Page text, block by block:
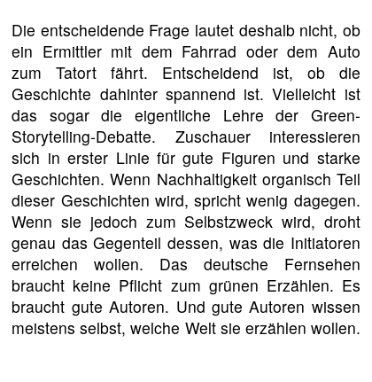
Die entscheidende Frage lautet deshalb nicht, ob
ein Ermittler mit dem Fahrrad oder dem Auto
zum Tatort fährt. Entscheidend ist, ob die
Geschichte dahinter spannend ist. Vielleicht ist
das sogar die eigentliche Lehre der Green-
Storytelling-Debatte. Zuschauer interessieren
sich in erster Linie für gute Figuren und starke
Geschichten. Wenn Nachhaltigkeit organisch Teil
dieser Geschichten wird, spricht wenig dagegen.
Wenn sie jedoch zum Selbstzweck wird, droht
genau das Gegenteil dessen, was die Initiatoren
erreichen wollen. Das deutsche Fernsehen
braucht keine Pflicht zum grünen Erzählen. Es
braucht gute Autoren. Und gute Autoren wissen
meistens selbst, welche Welt sie erzählen wollen.